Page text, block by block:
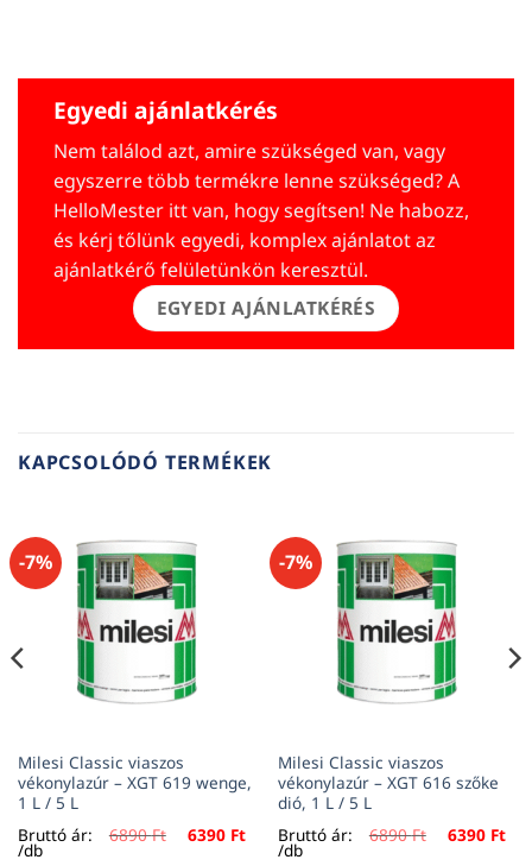
Egyedi ajánlatkérés
Nem találod azt, amire szükséged van, vagy
egyszerre több termékre lenne szükséged? A
HelloMester itt van, hogy segítsen! Ne habozz,
és kérj tőlünk egyedi, komplex ajánlatot az
ajánlatkérő felületünkön keresztül.
EGYEDI AJÁNLATKÉRÉS
KAPCSOLÓDÓ TERMÉKEK
-7%
Milesi Classic viaszos
vékonylazúr – XGT 619 wenge,
1 L / 5 L
Bruttó ár:
6890Ft Original
price
6390 FtCurrent
price
/db
-7%
Milesi Classic viaszos
vékonylazúr – XGT 616 szőke
dió, 1 L / 5 L
Bruttó ár:
6890Ft Original
price
6390 Ft
/db